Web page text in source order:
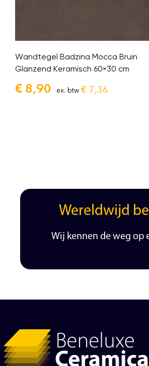
Wandtegel Badzina Mocca Bruin
Glanzend Keramisch 60×30 cm
€ 8,90 ex. btw € 7,36
Wereldwijd
Wij kennen de weg op